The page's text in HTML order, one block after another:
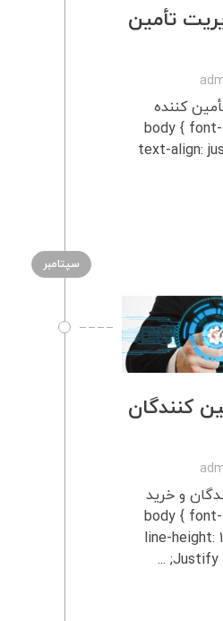
تأمین‌
کننده
body {
text-align:
سپتامبر
کنندگان
و خرید
body {
line-height:
Justify